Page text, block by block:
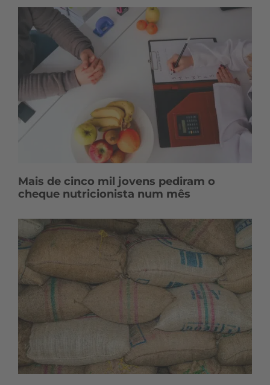
Mais de cinco mil jovens pediram o
cheque nutricionista num mês